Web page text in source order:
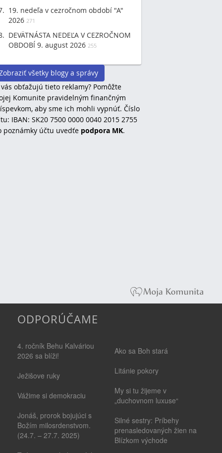
19. nedeľa v cezročnom období "A"
2026 271
DEVÄTNÁSTA NEDEĽA V CEZROČNOM
OBDOBÍ 9. august 2026 255
všetky blogy a správy
obťažujú tieto reklamy? Pomôžte
Komunite pravidelným finančným
aby sme ich mohli vypnúť. Číslo
IBAN: SK20 7500 0000 0040 2015 2755
poznámky účtu uvedťe podpora MK.
ODPORÚČAME
4. ročník Behu Kalváriou
2026 sa blíži!
Ježišove ruky
Vážime si demokraciu
Jonáš, prorok bojujúci s
Božím milosrdenstvom.
(24.7. – 27.7. 2025)
Ako sa Boh stará
Litánie pokory
My si tu žijeme v
„duchovnom luxuse“
Silné sestry: Príbehy
prenasledovaných žien na
Blízkom východe